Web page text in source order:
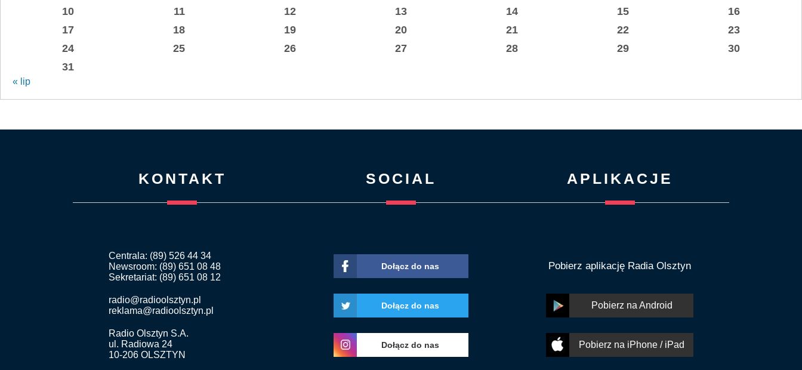
10
11 12 13 14 15
16
17
18 19 20 21 22
23
24
25 26 27 28 29
30
31
« lip
KONTAKT
Centrala: (89) 526 44 34
Newsroom: (89) 651 08 48
Sekretariat: (89) 651 08 12
radio@radioolsztyn.pl
reklama@radioolsztyn.pl
Radio Olsztyn S.A.
ul. Radiowa 24
10-206 OLSZTYN
SOCIAL
Dołącz do nas
Dołącz do nas
Dołącz do nas
APLIKACJE
Pobierz aplikację Radia Olsztyn
Pobierz na Android
Pobierz na iPhone / iPad